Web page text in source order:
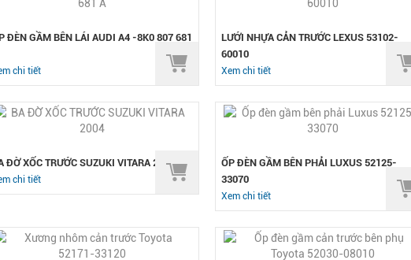
ĐÈN GẦM BÊN LÁI AUDI A4 -8K0 807 681
chi tiết
LƯỚI NHỰA CẢN TRƯỚC LEXUS 53102-
60010
Xem chi tiết
ĐỜ XỐC TRƯỚC SUZUKI VITARA 2004
chi tiết
ỐP ĐÈN GẦM BÊN PHẢI LUXUS 52125-
33070
Xem chi tiết